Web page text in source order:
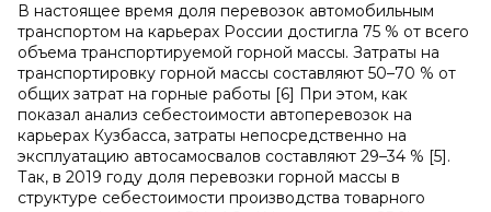
В настоящее время доля перевозок автомобильным
транспортом на карьерах России достигла 75 % от всего
объема транспортируемой горной массы. Затраты на
транспортировку горной массы составляют 50–70 % от
общих затрат на горные работы [6] При этом, как
показал анализ себестоимости автоперевозок на
карьерах Кузбасса, затраты непосредственно на
эксплуатацию автосамосвалов составляют 29–34 % [5].
Так, в 2019 году доля перевозки горной массы в
структуре себестоимости производства товарного